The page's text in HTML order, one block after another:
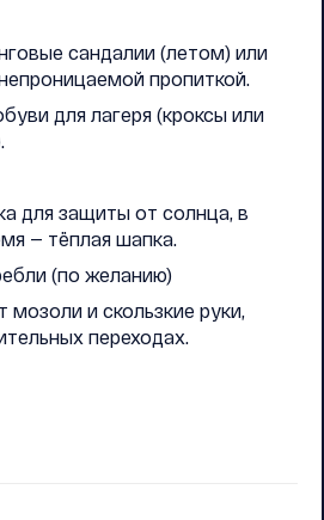
сандалии (летом) или
пропиткой.
для лагеря (кроксы или
для защиты от солнца, в
— тёплая шапка.
(по желанию)
и скользкие руки,
переходах.